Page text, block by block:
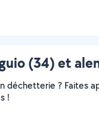
(34) et
? Faites
!